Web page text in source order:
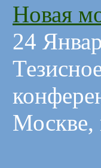
Новая
24
Москве,